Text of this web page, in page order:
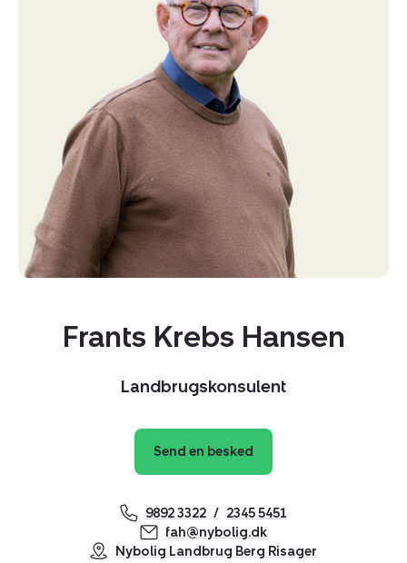
Frants Krebs Hansen
Landbrugskonsulent
Send en besked
9892 3322
2345 5451
fah@nybolig.dk
Nybolig Landbrug Berg Risager